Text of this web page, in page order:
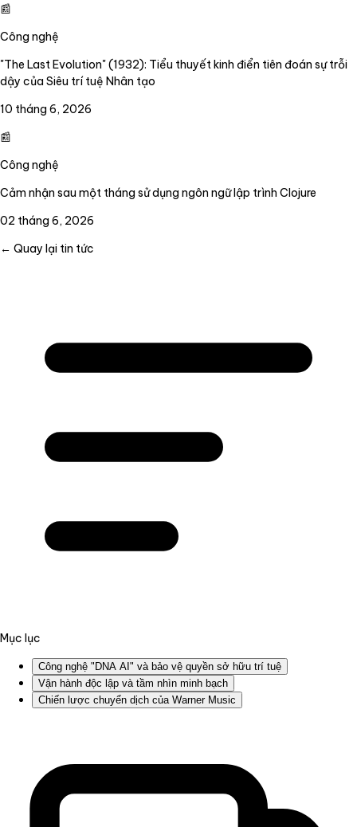
📰
Công nghệ
"The Last Evolution" (1932): Tiểu thuyết kinh điển tiên đoán sự trỗi
dậy của Siêu trí tuệ Nhân tạo
10 tháng 6, 2026
📰
Công nghệ
Cảm nhận sau một tháng sử dụng ngôn ngữ lập trình Clojure
02 tháng 6, 2026
← Quay lại tin tức
Mục lục
Công nghệ "DNA AI" và bảo vệ quyền sở hữu trí tuệ
Vận hành độc lập và tầm nhìn minh bạch
Chiến lược chuyển dịch của Warner Music